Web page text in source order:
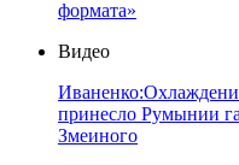
формата»
Видео
принесло Румынии
Змеиного